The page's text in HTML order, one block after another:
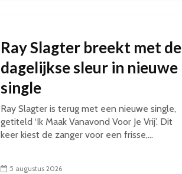
Ray Slagter breekt met de
dagelijkse sleur in nieuwe
single
Ray Slagter is terug met een nieuwe single,
getiteld ‘Ik Maak Vanavond Voor Je Vrij’. Dit
keer kiest de zanger voor een frisse,...
5 augustus 2026